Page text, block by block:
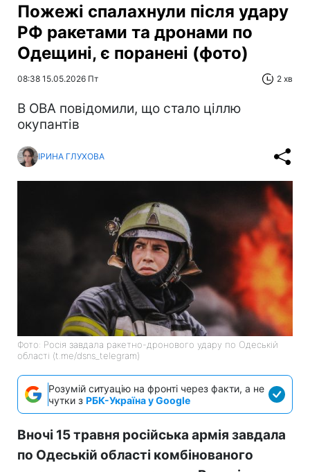
Пожежі спалахнули після удару
РФ ракетами та дронами по
Одещині, є поранені (фото)
08:38 15.05.2026 Пт 2 хв
В ОВА повідомили, що стало ціллю
окупантів
ІРИНА ГЛУХОВА
Фото: Росія завдала ракетно-дронового удару по Одеській
області (t.me/dsns_telegram)
Розумій ситуацію на фронті через факти, а не
чутки з РБК-Україна у Google
Вночі 15 травня російська армія завдала
по Одеській області комбінованого